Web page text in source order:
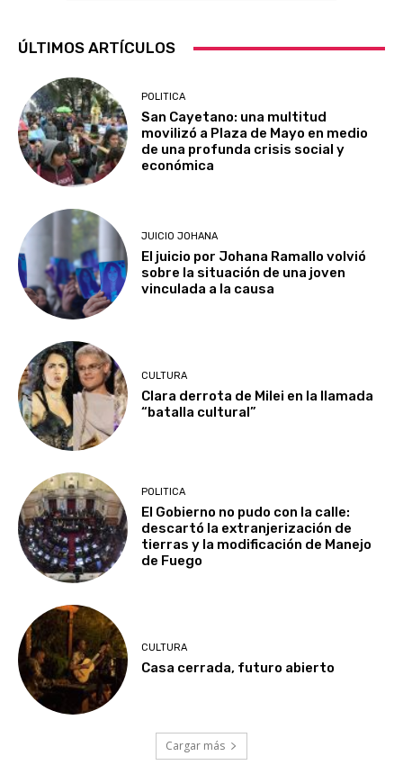
ÚLTIMOS ARTÍCULOS
POLITICA
San Cayetano: una multitud
movilizó a Plaza de Mayo en medio
de una profunda crisis social y
económica
JUICIO JOHANA
El juicio por Johana Ramallo volvió
sobre la situación de una joven
vinculada a la causa
CULTURA
Clara derrota de Milei en la llamada
“batalla cultural”
POLITICA
El Gobierno no pudo con la calle:
descartó la extranjerización de
tierras y la modificación de Manejo
de Fuego
CULTURA
Casa cerrada, futuro abierto
Cargar más